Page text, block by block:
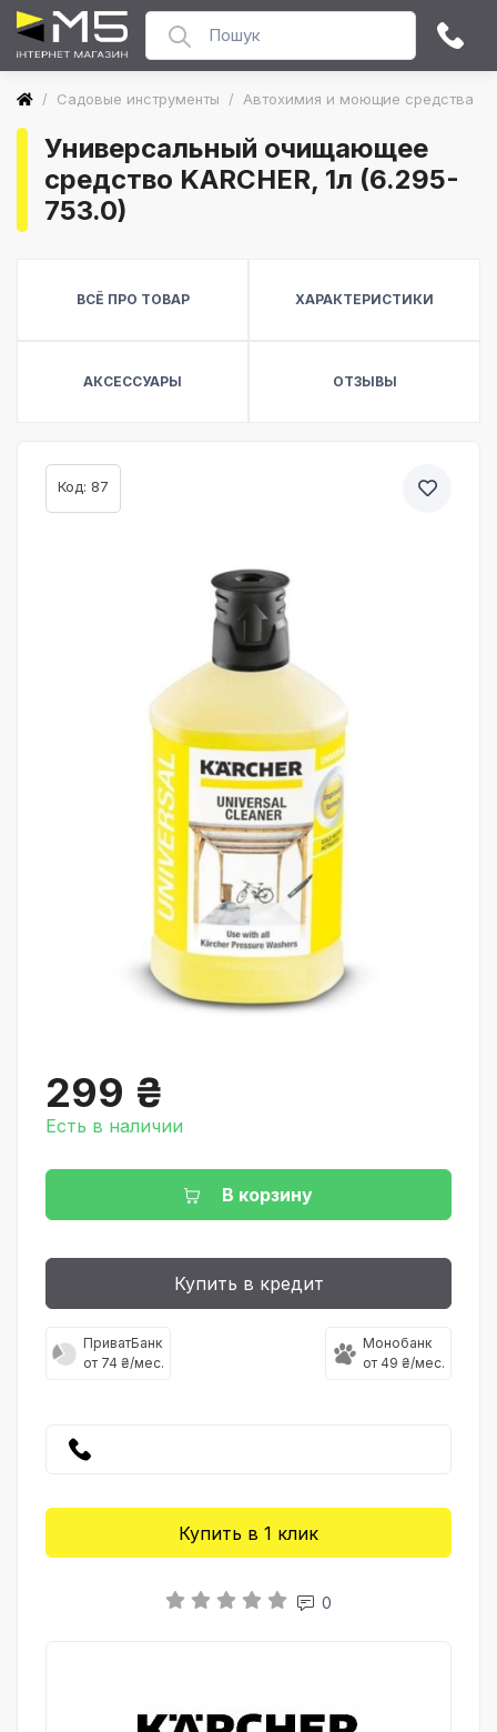
/ Садовые инструменты / Автохимия и моющие средства
Универсальный очищающее
средство KARCHER, 1л (6.295-
753.0)
ВСЁ ПРО ТОВАР ХАРАКТЕРИСТИКИ
АКСЕССУАРЫ ОТЗЫВЫ
Код: 87
299 ₴
Есть в наличии
В корзину
Купить в кредит
ПриватБанк
от 74 ₴/мес.
Монобанк
от 49 ₴/мес.
Купить в 1 клик
0